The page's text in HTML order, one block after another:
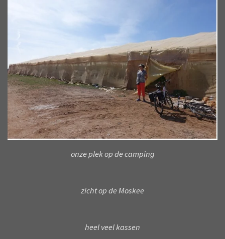
onze plek op de camping
zicht op de Moskee
heel veel kassen